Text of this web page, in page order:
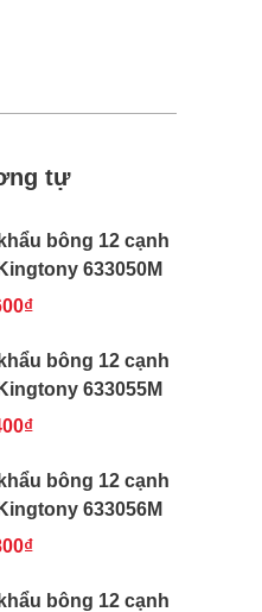
tự
bông 12 cạnh
633050M
bông 12 cạnh
633055M
bông 12 cạnh
633056M
bông 12 cạnh